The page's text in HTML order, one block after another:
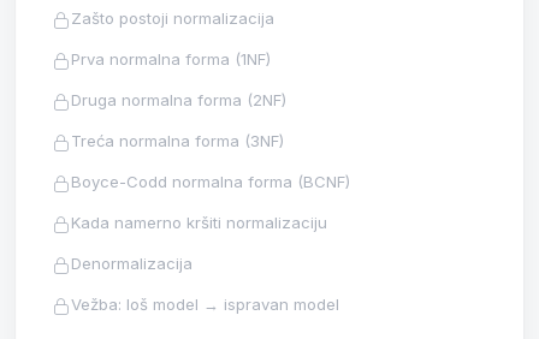
Zašto postoji normalizacija
Prva normalna forma (1NF)
Druga normalna forma (2NF)
Treća normalna forma (3NF)
Boyce-Codd normalna forma (BCNF)
Kada namerno kršiti normalizaciju
Denormalizacija
Vežba: loš model → ispravan model